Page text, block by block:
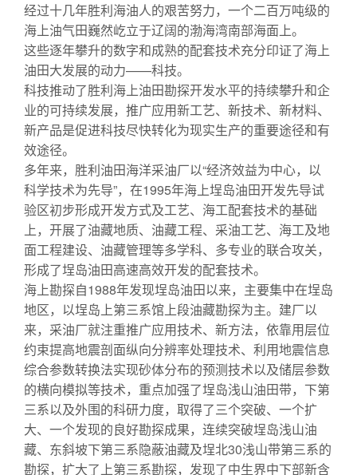
经过十几年胜利海油人的艰苦努力，一个二百万吨级的
海上油气田巍然屹立于辽阔的渤海湾南部海面上。
这些逐年攀升的数字和成熟的配套技术充分印证了海上
油田大发展的动力——科技。
科技推动了胜利海上油田勘探开发水平的持续攀升和企
业的可持续发展，推广应用新工艺、新技术、新材料、
新产品是促进科技尽快转化为现实生产的重要途径和有
效途径。
多年来，胜利油田海洋采油厂以“经济效益为中心，以
科学技术为先导”，在1995年海上埕岛油田开发先导试
验区初步形成开发方式及工艺、海工配套技术的基础
上，开展了油藏地质、油藏工程、采油工艺、海工及地
面工程建设、油藏管理等多学科、多专业的联合攻关，
形成了埕岛油田高速高效开发的配套技术。
海上勘探自1988年发现埕岛油田以来，主要集中在埕岛
地区，以埕岛上第三系馆上段油藏勘探为主。建厂以
来，采油厂就注重推广应用技术、新方法，依靠用层位
约束提高地震剖面纵向分辨率处理技术、利用地震信息
综合参数转换法实现砂体分布的预测技术以及储层参数
的横向模拟等技术，重点加强了埕岛浅山油田带，下第
三系以及外围的科研力度，取得了三个突破、一个扩
大、一个发现的良好勘探成果，连续突破埕岛浅山油
藏、东斜坡下第三系隐蔽油藏及埕北30浅山带第三系的
勘探，扩大了上第三系勘探，发现了中生界中下部新含